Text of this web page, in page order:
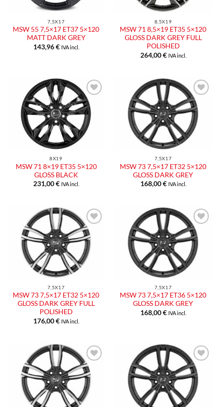
7,5X17
MSW 55 7,5×17 ET37 5×120
MATT DARK GREY
143,96€ IVA incl.
8,5X19
MSW 71 8,5×19 ET35 5×120
GLOSS DARK GREY FULL
POLISHED
264,00€ IVA incl.
Aggiungi
alla lista
dei
desideri
8X19
MSW 71 8×19 ET35 5×120
GLOSS BLACK
231,00€ IVA incl.
Aggiungi
alla lista
dei
desideri
7,5X17
MSW 73 7,5×17 ET32 5×120
GLOSS DARK GREY
168,00€ IVA incl.
Aggiungi
alla lista
dei
desideri
7,5X17
MSW 73 7,5×17 ET32 5×120
GLOSS DARK GREY FULL
POLISHED
176,00€ IVA incl.
Aggiungi
alla lista
dei
desideri
7,5X17
MSW 73 7,5×17 ET36 5×120
GLOSS DARK GREY
168,00€ IVA incl.
Aggiungi
alla lista
dei
desideri
Aggiungi
alla lista
dei
desideri